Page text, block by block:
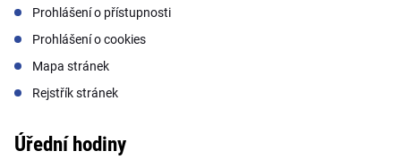
Prohlášení o přístupnosti
Prohlášení o cookies
Mapa stránek
Rejstřík stránek
Úřední hodiny